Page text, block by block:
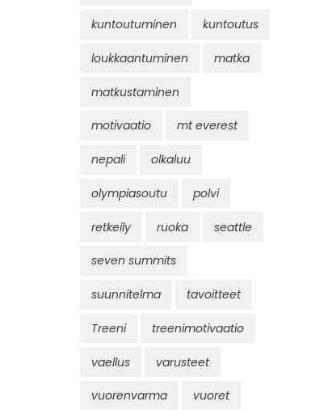
kuntoutuminen kuntoutus
loukkaantuminen matka
matkustaminen
motivaatio mt everest
nepali olkaluu
olympiasoutu polvi
retkeily ruoka seattle
seven summits
suunnitelma tavoitteet
Treeni treenimotivaatio
vaellus varusteet
vuorenvarma vuoret